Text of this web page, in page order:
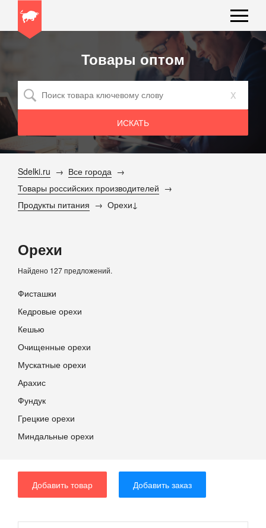
Товары оптом
x
Sdelki.ru
Все города
Товары российских производителей
Продукты питания
Орехи
Орехи
Найдено 127 предложений.
Фисташки
Кедровые орехи
Кешью
Очищенные орехи
Мускатные орехи
Арахис
Фундук
Грецкие орехи
Миндальные орехи
Добавить товар Добавить заказ